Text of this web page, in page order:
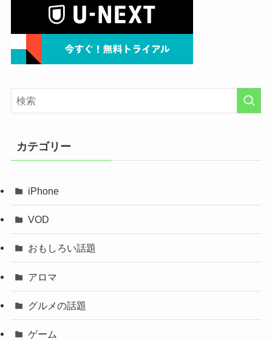
カテゴリー
iPhone
VOD
おもしろい話題
アロマ
グルメの話題
ゲーム